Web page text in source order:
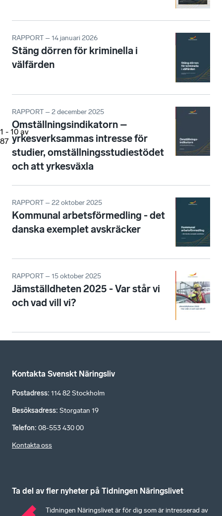
1 - 10 av
87
RAPPORT – 14 januari 2026
Stäng dörren för kriminella i
välfärden
RAPPORT – 2 december 2025
Omställningsindikatorn –
yrkesverksammas intresse för
studier, omställningsstudiestödet
och att yrkesväxla
RAPPORT – 22 oktober 2025
Kommunal arbetsförmedling - det
danska exemplet avskräcker
RAPPORT – 15 oktober 2025
Jämställdheten 2025 - Var står vi
och vad vill vi?
Kontakta Svenskt Näringsliv
Postadress: 114 82 Stockholm
Besöksadress: Storgatan 19
Telefon: 08-553 430 00
Kontakta oss
Ta del av fler nyheter på Tidningen Näringslivet
Tidningen Näringslivet är för dig som är intresserad av